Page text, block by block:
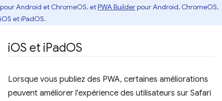
pour Android et ChromeOS, etPWA Builderpour Android, ChromeOS,
iOS et iPadOS.
iOS et iPadOS
Lorsque vous publiez des PWA, certaines améliorations
peuvent améliorer l'expérience des utilisateurs sur Safari